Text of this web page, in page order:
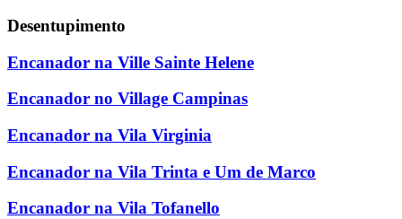
Desentupimento
Encanador na Ville Sainte Helene
Encanador no Village Campinas
Encanador na Vila Virginia
Encanador na Vila Trinta e Um de Marco
Encanador na Vila Tofanello